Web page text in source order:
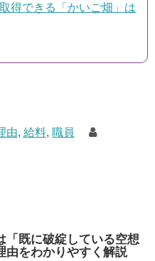
得できる「かいご畑」は
由, 給料, 職員
「既に破綻している空想
由をわかりやすく解説